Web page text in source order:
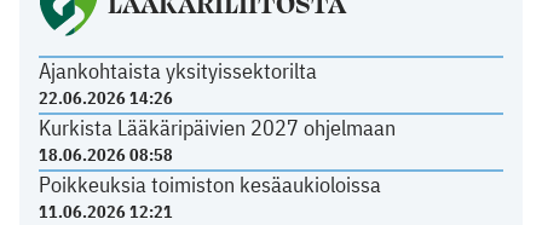
Ajankohtaista yksityissektorilta
22.06.2026 14:26
Kurkista Lääkäripäivien 2027 ohjelmaan
18.06.2026 08:58
Poikkeuksia toimiston kesäaukioloissa
11.06.2026 12:21